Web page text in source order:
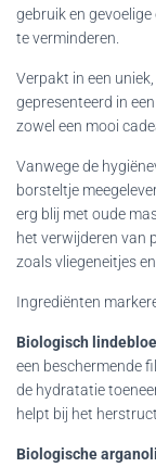
gebruik en gevoelige
te verminderen.
Verpakt in een
gepresenteerd in
zowel een mooi
Vanwege de
borsteltje
erg blij met oude
het verwijderen van
zoals vliegeneitjes en
Ingrediënten
Biologisch
een beschermende
de hydratatie
helpt bij het
Biologische